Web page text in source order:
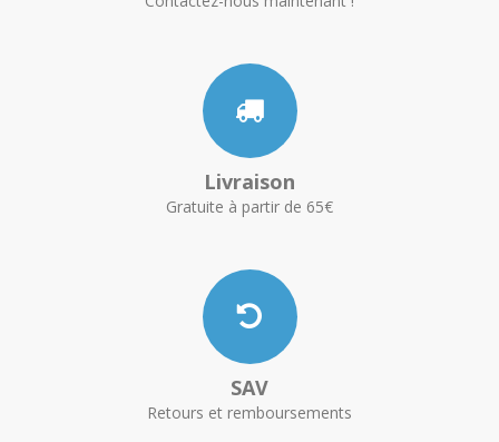
Livraison
Gratuite à partir de 65€
SAV
Retours et remboursements